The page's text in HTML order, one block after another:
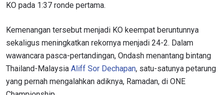
KO pada 1:37 ronde pertama.
Kemenangan tersebut menjadi KO keempat beruntunnya
sekaligus meningkatkan rekornya menjadi 24-2. Dalam
wawancara pasca-pertandingan, Ondash menantang bintang
Thailand-Malaysia Aliff Sor Dechapan, satu-satunya petarung
yang pernah mengalahkan adiknya, Ramadan, di ONE
IKUTI PERKEMBANGAN TERBARU
Bawa ONE Championship kemana pun anda pergi!